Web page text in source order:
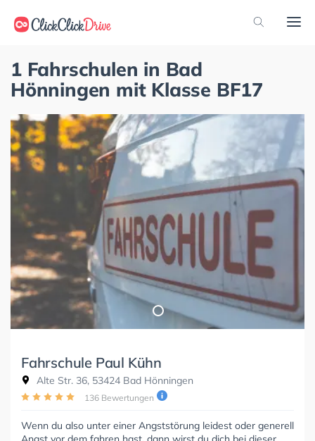
1 Fahrschulen in Bad
Hönningen mit Klasse BF17
Fahrschule Paul Kühn
Alte Str. 36, 53424 Bad Hönningen
136 Bewertungen
Wenn du also unter einer Angststörung leidest oder generell